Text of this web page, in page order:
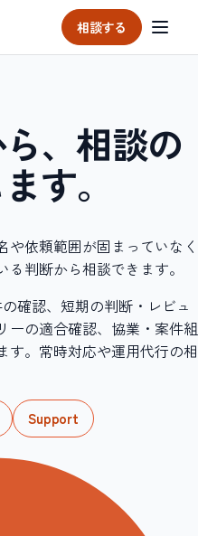
相談する
、相談の
す。
依頼範囲が固まっていなく
判断から相談できます。
確認、短期の判断・レビュ
ーの適合確認、協業・案件組
す。常時対応や運用代行の相
Support